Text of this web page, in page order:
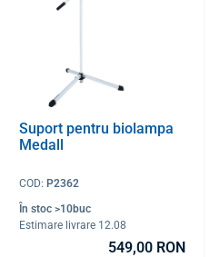
Suport pentru biolampa
Medall
COD: P2362
În stoc >10buc
Estimare livrare 12.08
549,00 RON